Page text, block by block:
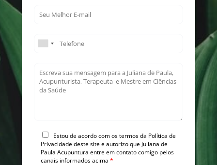
Estou de acordo com os termos da Política de
Privacidade deste site e autorizo que Juliana de
Paula Acupuntura entre em contato comigo pelos
canais informados acima *